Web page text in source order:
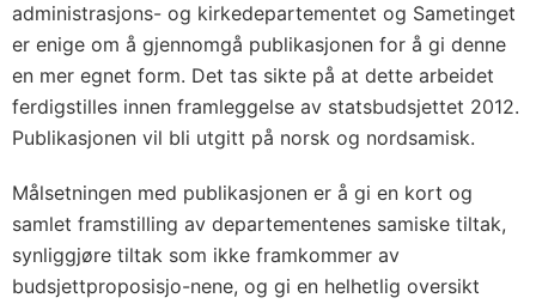
administrasjons- og kirkedepartementet og Sametinget
er enige om å gjennomgå publikasjonen for å gi denne
en mer egnet form. Det tas sikte på at dette arbeidet
ferdigstilles innen framleggelse av statsbudsjettet 2012.
Publikasjonen vil bli utgitt på norsk og nordsamisk.
Målsetningen med publikasjonen er å gi en kort og
samlet framstilling av departementenes samiske tiltak,
synliggjøre tiltak som ikke framkommer av
budsjettproposisjo-nene, og gi en helhetlig oversikt